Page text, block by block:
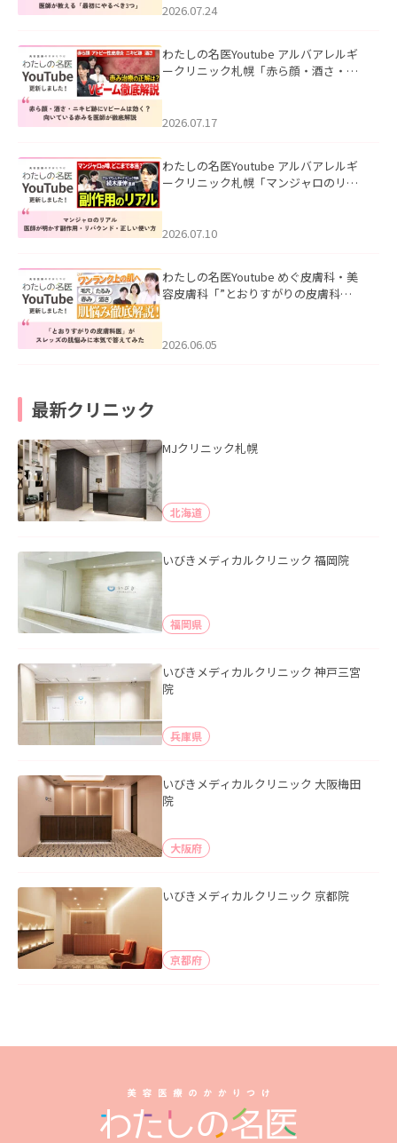
た。
2026.07.24
わたしの名医Youtube アルバアレルギ
ークリニック札幌「赤ら顔・酒さ・ニ
した。
2026.07.17
わたしの名医Youtube アルバアレルギ
ークリニック札幌「マンジャロのリア
た。
2026.07.10
わたしの名医Youtube めぐ皮膚科・美
容皮膚科「”とおりすがりの皮膚科
2026.06.05
最新クリニック
MJクリニック札幌
北海道
いびきメディカルクリニック 福岡院
福岡県
いびきメディカルクリニック 神戸三宮
院
兵庫県
いびきメディカルクリニック 大阪梅田
院
大阪府
いびきメディカルクリニック 京都院
京都府